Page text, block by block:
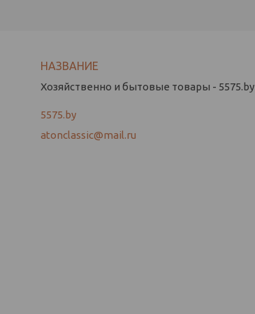
Хозяйственно и бытовые товары - 5575.by
5575.by
atonclassic@mail.ru